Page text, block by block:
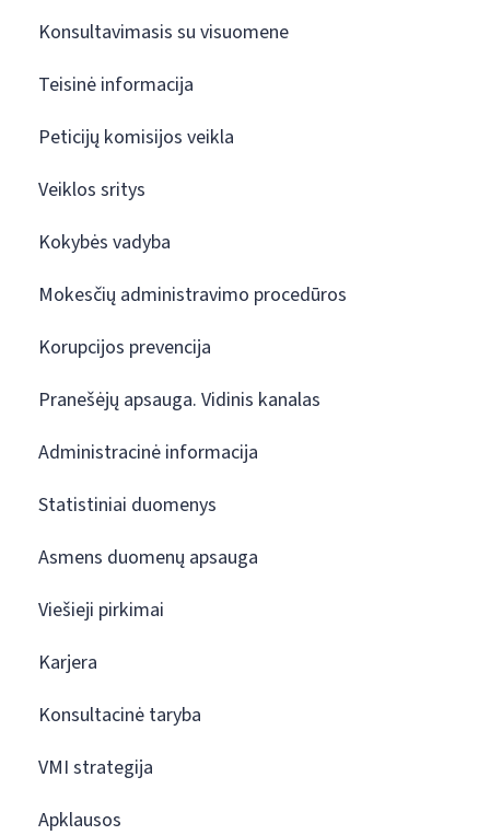
Konsultavimasis su visuomene
Teisinė informacija
Peticijų komisijos veikla
Veiklos sritys
Kokybės vadyba
Mokesčių administravimo procedūros
Korupcijos prevencija
Pranešėjų apsauga. Vidinis kanalas
Administracinė informacija
Statistiniai duomenys
Asmens duomenų apsauga
Viešieji pirkimai
Karjera
Konsultacinė taryba
VMI strategija
Apklausos